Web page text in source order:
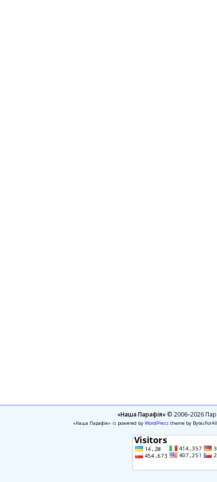
«Наша Парафія»© 2006–2026
«Наша Парафія» is powered by WordPresstheme by